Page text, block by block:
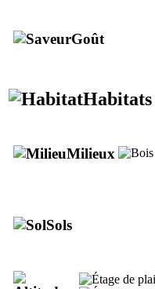
Goût
Habitats
Milieux
Sols